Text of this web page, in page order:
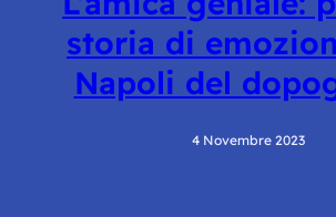
storia di
Napoli del
4 Novembre 2023